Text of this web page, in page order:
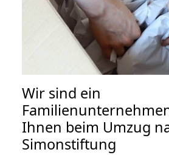
Wir sind ein
Ihnen beim Umzug
Simonstiftung